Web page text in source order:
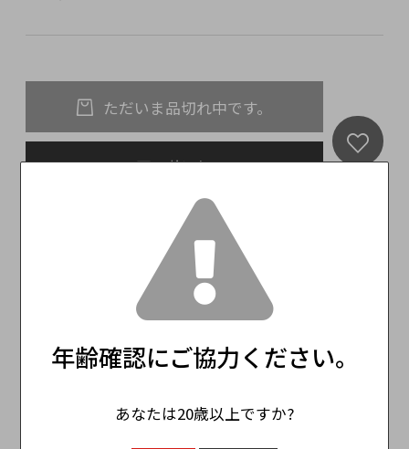
ただいま品切れ中です。
再入荷通知
この商品をみた人はこんな商品もみています
年齢確認にご協力ください。
あなたは20歳以上ですか?